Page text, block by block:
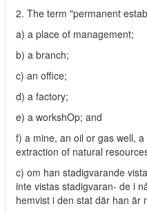
2. The term "permanent
a) a place of management;
b) a branch;
c) an office;
d) a factory;
e) a workshOp; and
f) a mine, an oil or gas well,
extraction of natural
c) om han stadigvarande
inte vistas stadigvaran- de i
hemvist i den stat där han är